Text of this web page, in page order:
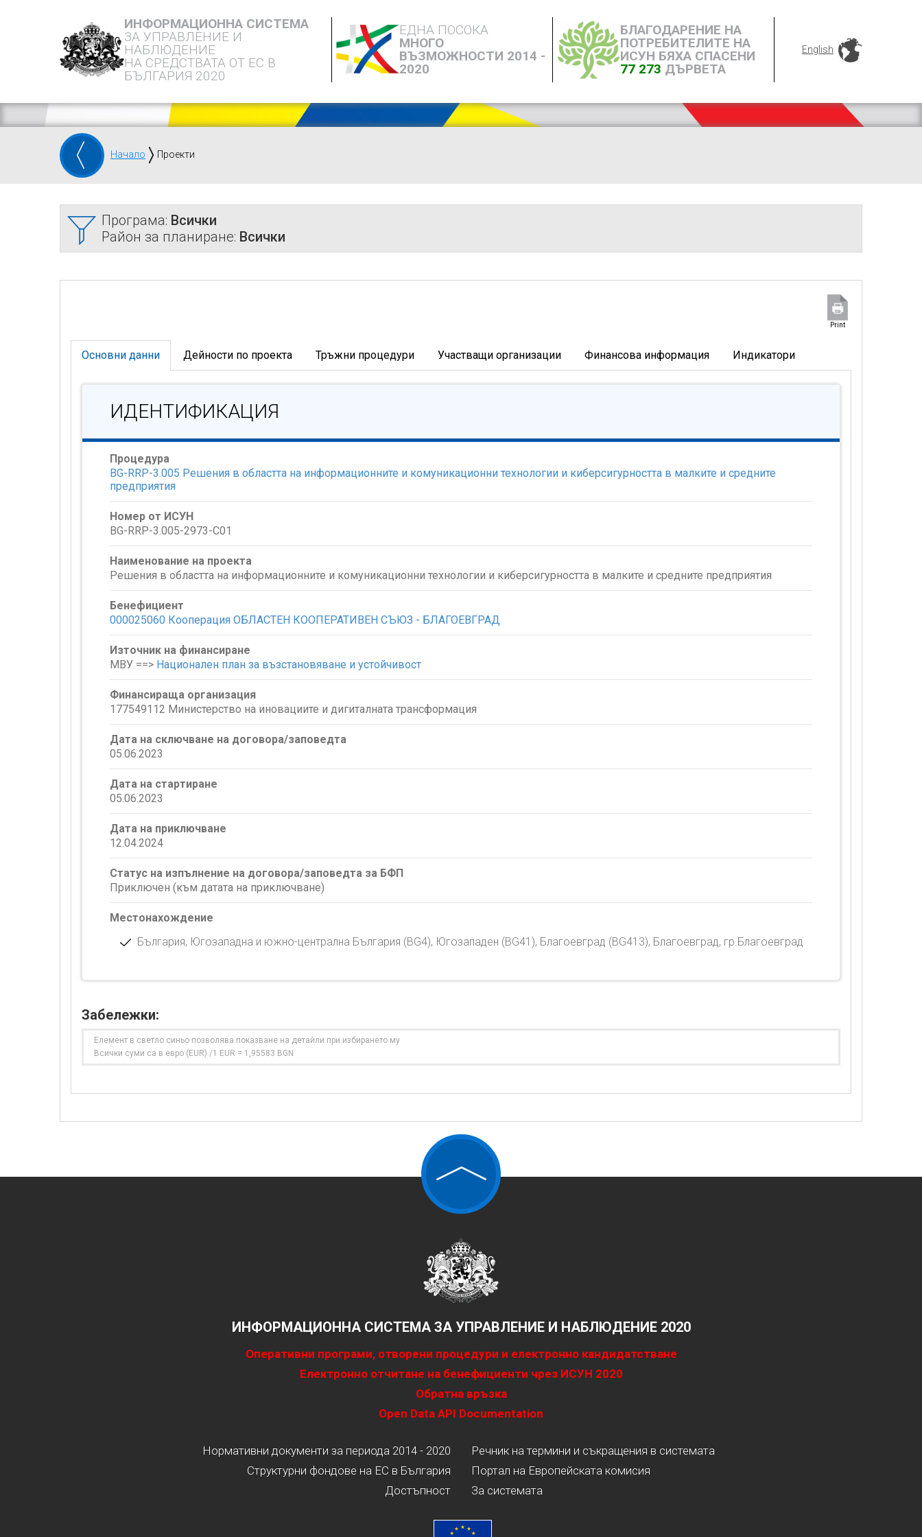
ИНФОРМАЦИОННА СИСТЕМА
ЗА УПРАВЛЕНИЕ И
НАБЛЮДЕНИЕ
НА СРЕДСТВАТА ОТ ЕС В
БЪЛГАРИЯ 2020
ЕДНА ПОСОКА
МНОГО
ВЪЗМОЖНОСТИ 2014 -
2020
БЛАГОДАРЕНИЕ НА
ПОТРЕБИТЕЛИТЕ НА
ИСУН БЯХА СПАСЕНИ
77 273 ДЪРВЕТА
English
Начало Проекти
Програма: Всички
Район за планиране: Всички
Print
Основни данни Дейности по проекта Тръжни процедури Участващи организации Финансова информация Индикатори
ИДЕНТИФИКАЦИЯ
Процедура
BG-RRP-3.005 Решения в областта на информационните и комуникационни технологии и киберсигурността в малките и средните
предприятия
Номер от ИСУН
BG-RRP-3.005-2973-C01
Наименование на проекта
Решения в областта на информационните и комуникационни технологии и киберсигурността в малките и средните предприятия
Бенефициент
000025060 Кооперация ОБЛАСТЕН КООПЕРАТИВЕН СЪЮЗ - БЛАГОЕВГРАД
Източник на финансиране
МВУ ==> Национален план за възстановяване и устойчивост
Финансираща организация
177549112 Министерство на иновациите и дигиталната трансформация
Дата на сключване на договора/заповедта
05.06.2023
Дата на стартиране
05.06.2023
Дата на приключване
12.04.2024
Статус на изпълнение на договора/заповедта за БФП
Приключен (към датата на приключване)
Местонахождение
България, Югозападна и южно-централна България (BG4), Югозападен (BG41), Благоевград (BG413), Благоевград, гр.Благоевград
Забележки:
Елемент в светло синьо позволява показване на детайли при избирането му
Всички суми са в евро (EUR) /1 EUR = 1,95583 BGN
ИНФОРМАЦИОННА СИСТЕМА ЗА УПРАВЛЕНИЕ И НАБЛЮДЕНИЕ 2020
Оперативни програми, отворени процедури и електронно кандидатстване
Електронно отчитане на бенефициенти чрез ИСУН 2020
Обратна връзка
Open Data API Documentation
Нормативни документи за периода 2014 - 2020
Структурни фондове на ЕС в България
Достъпност
Речник на термини и съкращения в системата
Портал на Европейската комисия
За системата